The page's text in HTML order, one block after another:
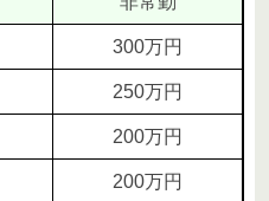
300万円
250万円
200万円
200万円